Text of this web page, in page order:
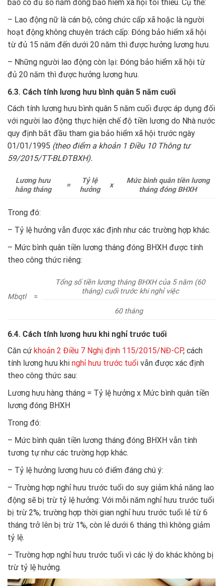
bảo có đủ số năm đóng bảo hiểm xã hội tối thiểu. Cụ thể:
– Lao động nữ là cán bộ, công chức cấp xã hoặc là người
hoạt động không chuyên trách cấp: Đóng bảo hiểm xã hội
từ đủ 15 năm đến dưới 20 năm thì được hưởng lương hưu.
– Những người lao động còn lại: Đóng bảo hiểm xã hội từ
đủ 20 năm thì được hưởng lương hưu.
6.3. Cách tính lương hưu bình quân 5 năm cuối
Cách tính lương hưu bình quân 5 năm cuối được áp dụng đối
với người lao động thực hiện chế độ tiền lương do Nhà nước
quy định bắt đầu tham gia bảo hiểm xã hội trước ngày
01/01/1995 (theo điểm a khoản 1 Điều 10 Thông tư
59/2015/TT-BLĐTBXH).
Lương hưu
hằng tháng
=
Tỷ lệ
hưởng
x
Mức bình quân tiền lương
tháng đóng BHXH
Trong đó:
– Tỷ lệ hưởng vẫn được xác định như các trường hợp khác.
– Mức bình quân tiền lương tháng đóng BHXH được tính
theo công thức riêng:
Mbqtl =
Tổng số tiền lương tháng BHXH của 5 năm (60
tháng) cuối trước khi nghỉ việc
60 tháng
6.4. Cách tính lương hưu khi nghỉ trước tuổi
Căn cứ khoản 2 Điều 7 Nghị định 115/2015/NĐ-CP, cách
tính lương hưu khi nghỉ hưu trước tuổi vẫn được xác định
theo công thức sau:
Lương hưu hàng tháng = Tỷ lệ hưởng x Mức bình quân tiền
lương đóng BHXH
Trong đó:
– Mức bình quân tiền lương tháng đóng BHXH vẫn tính
tương tự như các trường hợp khác.
– Tỷ lệ hưởng lương hưu có điểm đáng chú ý:
– Trường hợp nghỉ hưu trước tuổi do suy giảm khả năng lao
động sẽ bị trừ tỷ lệ hưởng: Với mỗi năm nghỉ hưu trước tuổi
bị trừ 2%; trường hợp thời gian nghỉ hưu trước tuổi lẻ từ 6
tháng trở lên bị trừ 1%, còn lẻ dưới 6 tháng thì không giảm
tỷ lệ.
– Trường hợp nghỉ hưu trước tuổi vì các lý do khác không bị
trừ tỷ lệ hưởng.